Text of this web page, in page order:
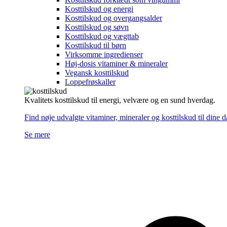
Kosttilskud og energi
Kosttilskud og overgangsalder
Kosttilskud og søvn
Kosttilskud og vægttab
Kosttilskud til børn
Virksomme ingredienser
Høj-dosis vitaminer & mineraler
Vegansk kosttilskud
Loppefrøskaller
Kvalitets kosttilskud til energi, velvære og en sund hverdag.
Find nøje udvalgte vitaminer, mineraler og kosttilskud til dine
Se mere